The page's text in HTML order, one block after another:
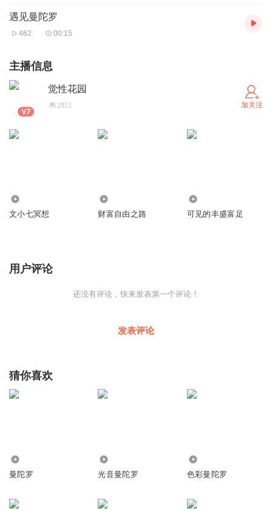
遇见曼陀罗
462 00:15
主播信息
觉性花园
2921 加关注
文小七冥想 财富自由之路 可见的丰盛富足
用户评论
还没有评论，快来发表第一个评论！
发表评论
猜你喜欢
曼陀罗 光音曼陀罗 色彩曼陀罗